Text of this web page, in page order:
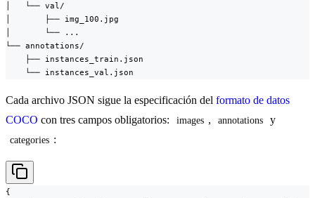
│   └── val/
│       ├── img_100.jpg
│       └── ...
└── annotations/
    ├── instances_train.json
    └── instances_val.json
Cada archivo JSON sigue la especificación del formato de datos
COCO con tres campos obligatorios: images , annotations y
categories :
{